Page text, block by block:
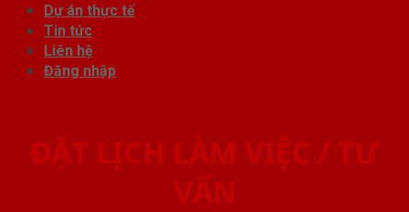
Dự án thực tế
Tin tức
Liên hệ
Đăng nhập
ĐẶT LỊCH LÀM VIỆC / TƯ
VẤN